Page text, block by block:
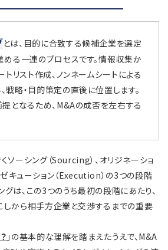
とは、目的に合致する候補企業を選定
める一連のプロセスです。情報収集か
トリスト作成、ノンネームシートによる
戦略・目的策定の直後に位置します。
提となるため、M&Aの成否を左右する
ソーシング（Sourcing）、オリジネーショ
キューション（Execution）の3つの段階
グは、この3つのうち最初の段階にあたり、
しから相手方企業と交渉するまでの重要
」の基本的な理解を踏まえたうえで、M&A